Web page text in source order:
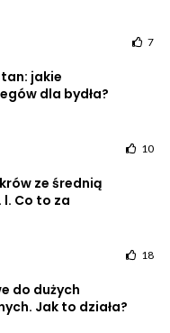
7
jakie
dla bydła?
10
ze średnią
l. Co to za
18
do dużych
Jak to działa?